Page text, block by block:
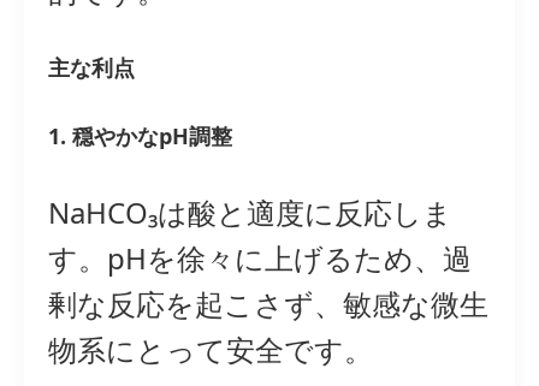
主な利点
1. 穏やかなpH調整
NaHCO₃は酸と適度に反応しま
す。pHを徐々に上げるため、過
剰な反応を起こさず、敏感な微生
物系にとって安全です。